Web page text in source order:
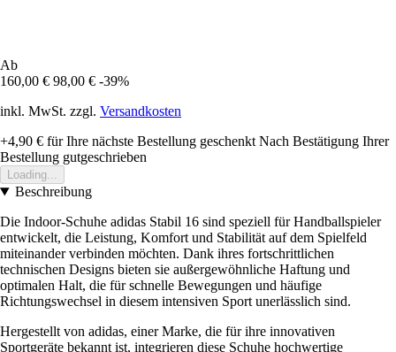
Ab
160,00 € 98,00 € -39%
inkl. MwSt. zzgl. Versandkosten
+4,90 € für Ihre nächste Bestellung geschenkt Nach Bestätigung Ihrer
Bestellung gutgeschrieben
Loading...
Beschreibung
Die Indoor-Schuhe adidas Stabil 16 sind speziell für Handballspieler
entwickelt, die Leistung, Komfort und Stabilität auf dem Spielfeld
miteinander verbinden möchten. Dank ihres fortschrittlichen
technischen Designs bieten sie außergewöhnliche Haftung und
optimalen Halt, die für schnelle Bewegungen und häufige
Richtungswechsel in diesem intensiven Sport unerlässlich sind.
Hergestellt von adidas, einer Marke, die für ihre innovativen
Sportgeräte bekannt ist, integrieren diese Schuhe hochwertige